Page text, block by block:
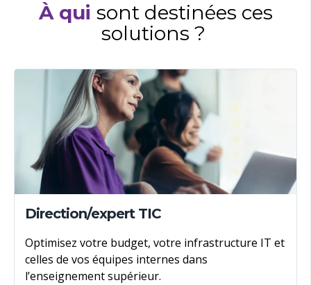
À qui sont destinées ces
solutions ?
Direction/expert TIC
Optimisez votre budget, votre infrastructure IT et
celles de vos équipes internes dans
l’enseignement supérieur.